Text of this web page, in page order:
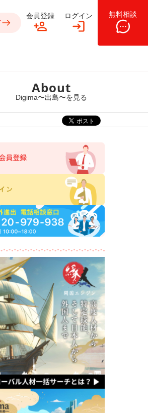
会員登録 ログイン 無料相談
About
Digima〜出島〜を見る